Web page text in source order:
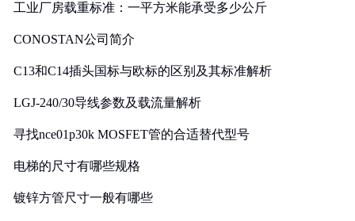
工业厂房载重标准：一平方米能承受多少公斤
CONOSTAN公司简介
C13和C14插头国标与欧标的区别及其标准解析
LGJ-240/30导线参数及载流量解析
寻找nce01p30k MOSFET管的合适替代型号
电梯的尺寸有哪些规格
镀锌方管尺寸一般有哪些